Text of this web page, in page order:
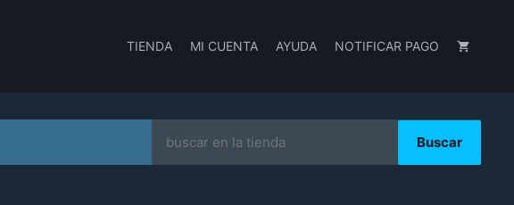
TIENDA MI CUENTA AYUDA NOTIFICAR PAGO
Search